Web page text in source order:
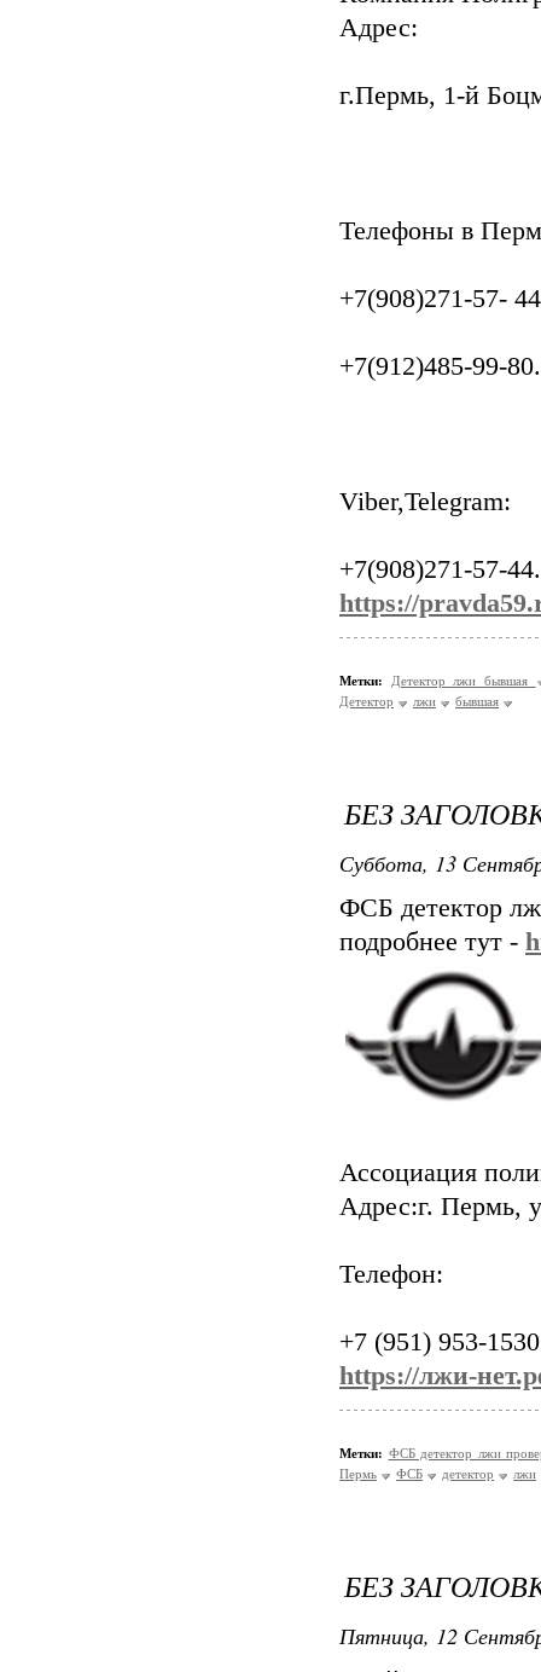
Адрес:
г.Пермь, 1-й
Телефоны в
+7(908)271-57-
+7(912)485-99-80.
Viber,Telegram:
+7(908)271-57-44.
https://
Метки:
Детектор лжи бывшая
Детектор
лжи бывшая
БЕЗ
Суббота, 13
ФСБ детектор
подробнее тут -
Ассоциация
Адрес:г. Пермь,
Телефон:
+7 (951) 953-
https://лжи-
Метки: ФСБ детектор лжи
Пермь
ФСБ детектор лжи
БЕЗ
Пятница, 12